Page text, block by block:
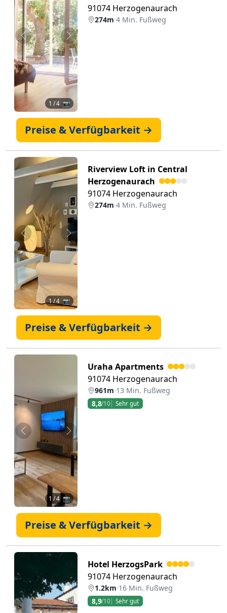
Zurück Weiter
1 / 4 📷
91074 Herzogenaurach
274m·4 Min. Fußweg
Preise & Verfügbarkeit →
Zurück Weiter
1/ 4 📷
Riverview Loft in Central
Herzogenaurach
91074 Herzogenaurach
274m·4 Min. Fußweg
Preise & Verfügbarkeit →
Zurück Weiter
1 / 4 📷
Uraha Apartments
91074 Herzogenaurach
961m·13 Min. Fußweg
8,8/10 Sehr gut
Preise & Verfügbarkeit →
Hotel HerzogsPark
91074 Herzogenaurach
1.2km·16 Min. Fußweg
8,9/10 Sehr gut